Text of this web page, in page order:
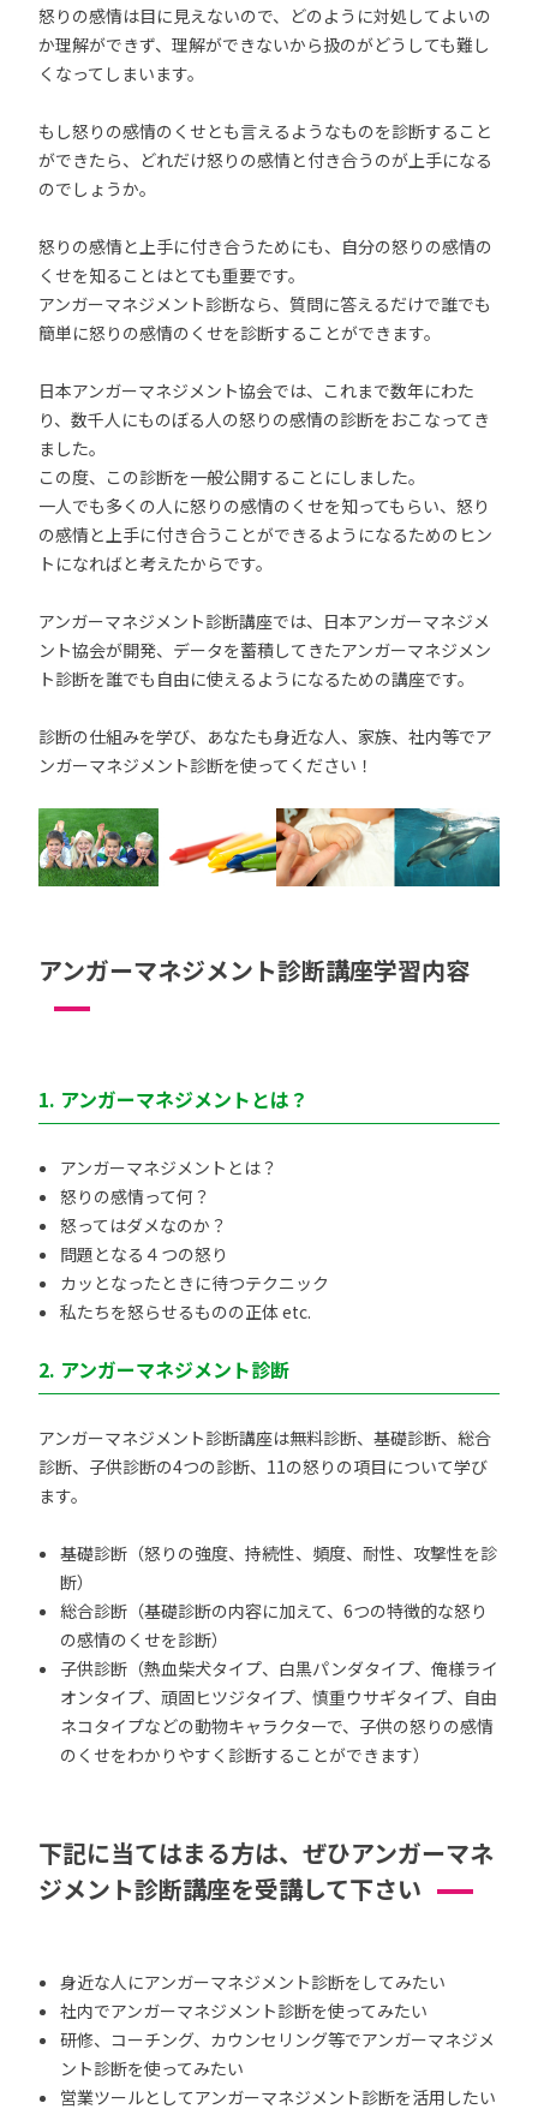
怒りの感情は目に見えないので、どのように対処してよいの
か理解ができず、理解ができないから扱のがどうしても難し
くなってしまいます。
もし怒りの感情のくせとも言えるようなものを診断すること
ができたら、どれだけ怒りの感情と付き合うのが上手になる
のでしょうか。
怒りの感情と上手に付き合うためにも、自分の怒りの感情の
くせを知ることはとても重要です。
アンガーマネジメント診断なら、質問に答えるだけで誰でも
簡単に怒りの感情のくせを診断することができます。
日本アンガーマネジメント協会では、これまで数年にわた
り、数千人にものぼる人の怒りの感情の診断をおこなってき
ました。
この度、この診断を一般公開することにしました。
一人でも多くの人に怒りの感情のくせを知ってもらい、怒り
の感情と上手に付き合うことができるようになるためのヒン
トになればと考えたからです。
アンガーマネジメント診断講座では、日本アンガーマネジメ
ント協会が開発、データを蓄積してきたアンガーマネジメン
ト診断を誰でも自由に使えるようになるための講座です。
診断の仕組みを学び、あなたも身近な人、家族、社内等でア
ンガーマネジメント診断を使ってください！
アンガーマネジメント診断講座学習内容
1. アンガーマネジメントとは？
アンガーマネジメントとは？
怒りの感情って何？
怒ってはダメなのか？
問題となる４つの怒り
カッとなったときに待つテクニック
私たちを怒らせるものの正体 etc.
2. アンガーマネジメント診断
アンガーマネジメント診断講座は無料診断、基礎診断、総合
診断、子供診断の4つの診断、11の怒りの項目について学び
ます。
基礎診断（怒りの強度、持続性、頻度、耐性、攻撃性を診
断）
総合診断（基礎診断の内容に加えて、6つの特徴的な怒り
の感情のくせを診断）
子供診断（熱血柴犬タイプ、白黒パンダタイプ、俺様ライ
オンタイプ、頑固ヒツジタイプ、慎重ウサギタイプ、自由
ネコタイプなどの動物キャラクターで、子供の怒りの感情
のくせをわかりやすく診断することができます）
下記に当てはまる方は、ぜひアンガーマネ
ジメント診断講座を受講して下さい
身近な人にアンガーマネジメント診断をしてみたい
社内でアンガーマネジメント診断を使ってみたい
研修、コーチング、カウンセリング等でアンガーマネジメ
ント診断を使ってみたい
営業ツールとしてアンガーマネジメント診断を活用したい